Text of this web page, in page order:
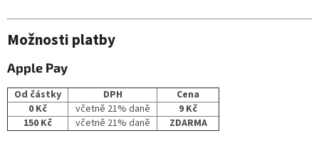
Možnosti platby
Apple Pay
Od částky DPH
Cena
0 Kč
včetně 21% daně
9 Kč
150 Kč
včetně 21% daně ZDARMA